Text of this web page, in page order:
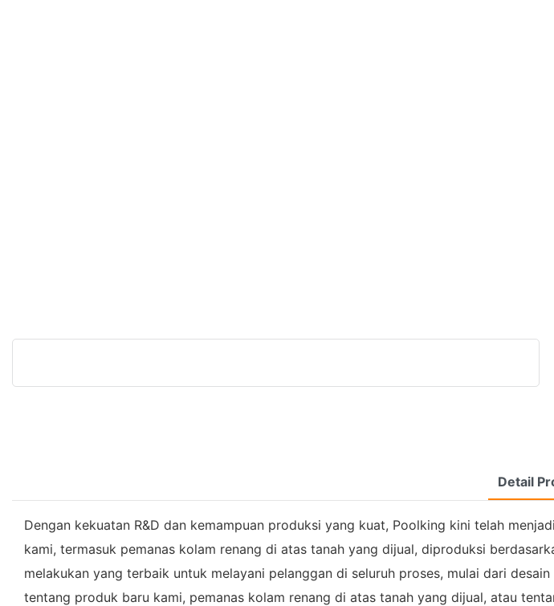
Detail
Dengan kekuatan R&D dan kemampuan produksi yang kuat, Poolking kini telah
kami, termasuk pemanas kolam renang di atas tanah yang dijual, diproduksi
melakukan yang terbaik untuk melayani pelanggan di seluruh proses, mulai dari
tentang produk baru kami, pemanas kolam renang di atas tanah yang dijual, atau